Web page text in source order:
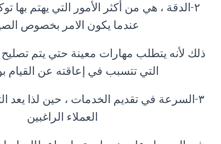
٢-الدقة ، هي من أكثر الأمور التي يهتم بها
عندما يكون الامر بخصوص
ذلك لأنه يتطلب مهارات معينة حتي يتم
التي تتسبب في إعاقته عن القيام
٣-السرعة في تقديم الخدمات ، حين لذا يعد
العملاء الراغبين